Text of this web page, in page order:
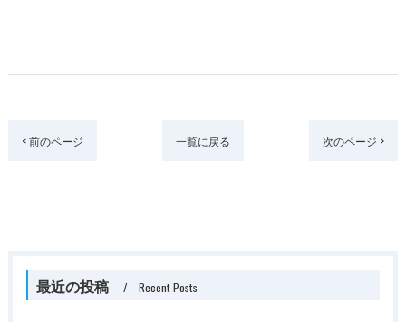
< 前のページ 一覧に戻る 次のページ >
最近の投稿 Recent Posts